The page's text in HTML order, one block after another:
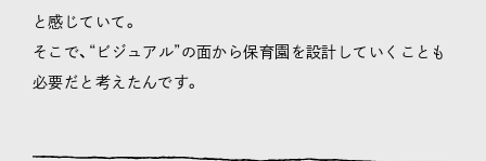
と感じていて。
そこで、“ビジュアル”の面から保育園を設計していくことも
必要だと考えたんです。